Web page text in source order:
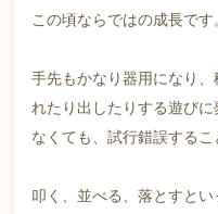
この頃ならではの成長です
手先もかなり器用になり
れたり出したりする遊び
なくても、試行錯誤するこ
叩く、並べる、落とすと